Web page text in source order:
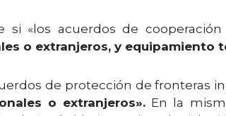
«los acuerdos de
o extranjeros, y equipamiento
de protección de fronteras
o extranjeros». En la